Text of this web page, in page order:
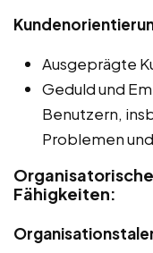
Ausgeprägte
Geduld und
Benutzern,
Problemen
Fähigkeiten: